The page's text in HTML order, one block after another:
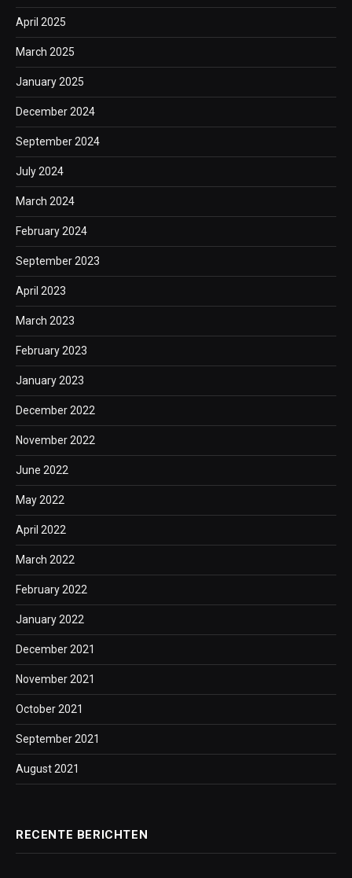
April 2025
March 2025
January 2025
December 2024
September 2024
July 2024
March 2024
February 2024
September 2023
April 2023
March 2023
February 2023
January 2023
December 2022
November 2022
June 2022
May 2022
April 2022
March 2022
February 2022
January 2022
December 2021
November 2021
October 2021
September 2021
August 2021
RECENTE BERICHTEN